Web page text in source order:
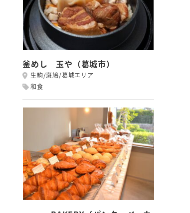
釜めし 玉や（葛城市）
生駒/斑鳩/葛城エリア
和食